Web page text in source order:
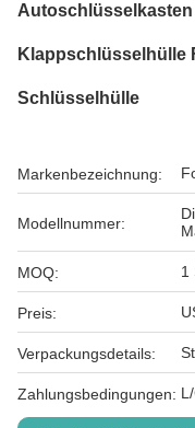
Klappschlüsselhülle
Schlüsselhülle
Markenbezeichnung:
Modellnummer:
MOQ: 1
Preis:
Verpackungsdetails:
Zahlungsbedingungen: